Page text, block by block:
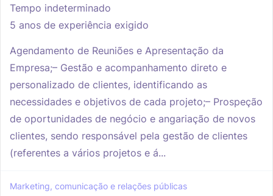
Tempo indeterminado
5 anos de experiência exigido
Agendamento de Reuniões e Apresentação da
Empresa;– Gestão e acompanhamento direto e
personalizado de clientes, identificando as
necessidades e objetivos de cada projeto;– Prospeção
de oportunidades de negócio e angariação de novos
clientes, sendo responsável pela gestão de clientes
(referentes a vários projetos e á...
Marketing, comunicação e relações públicas